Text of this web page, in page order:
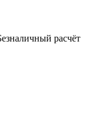
расчёт